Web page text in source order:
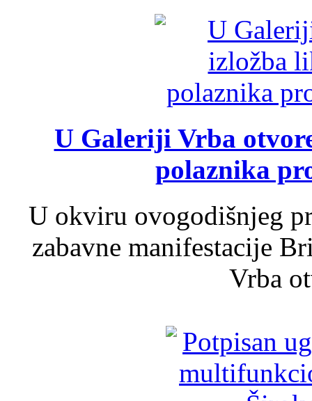
U Galeriji Vrba
polaznika
U okviru ovogodišnjeg
zabavne manifestacije
Vrba